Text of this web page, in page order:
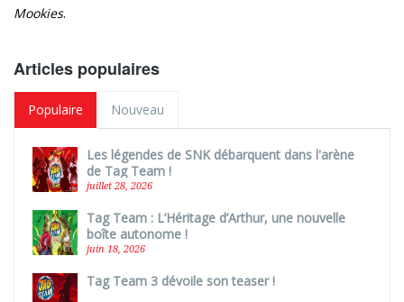
Mookies.
Articles populaires
Populaire Nouveau
Les légendes de SNK débarquent dans l'arène
de Tag Team !
juillet 28, 2026
Tag Team : L’Héritage d’Arthur, une nouvelle
boîte autonome !
juin 18, 2026
Tag Team 3 dévoile son teaser !